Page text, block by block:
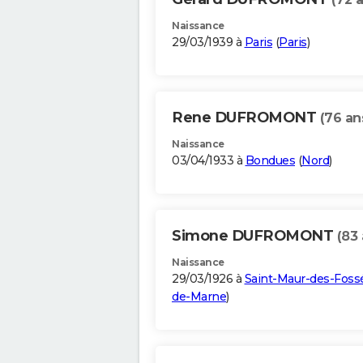
Naissance
29/03/1939 à Paris (Paris)
Rene DUFROMONT (76
Naissance
03/04/1933 à Bondues (Nord)
Simone DUFROMONT (83
Naissance
29/03/1926 à Saint-Maur-des-
de-Marne)